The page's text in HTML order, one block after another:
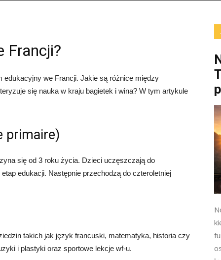
Francji?
we Francji. Jakie są różnice między
się nauka w kraju bagietek i wina? W tym artykule
primaire)
się od 3 roku życia. Dzieci uczęszczają do
edukacji. Następnie przechodzą do czteroletniej
takich jak język francuski, matematyka, historia czy
i plastyki oraz sportowe lekcje wf-u.